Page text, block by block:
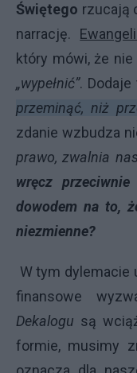
Świętego rzucają
narrację.
który mówi, że nie
„wypełnić”. Dodaje
przeminąć, niż
zdanie wzbudza
prawo, zwalnia
wręcz
dowodem na to,
niezmienne?
W tym dylemacie
finansowe
Dekalogu są
formie, musimy